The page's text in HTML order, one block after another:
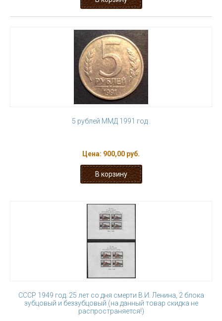
5 рублей ММД 1991 год .
Цена: 900,00 руб.
СССР 1949 год. 25 лет со дня смерти В.И. Ленина, 2 блока
зубцовый и беззубцовый (на данный товар скидка не
распространяется!)